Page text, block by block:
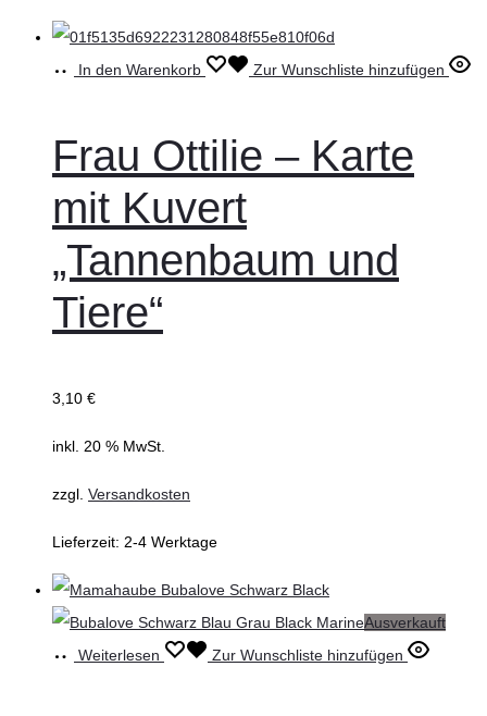
In den Warenkorb Zur Wunschliste hinzufügen
Frau Ottilie – Karte
mit Kuvert
„Tannenbaum und
Tiere“
3,10 €
inkl. 20 % MwSt.
zzgl. Versandkosten
Lieferzeit: 2-4 Werktage
Ausverkauft
Weiterlesen
Zur Wunschliste hinzufügen